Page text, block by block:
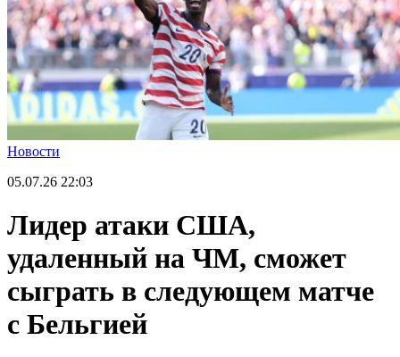
Новости
05.07.26 22:03
Лидер атаки США,
удаленный на ЧМ, сможет
сыграть в следующем матче
с Бельгией